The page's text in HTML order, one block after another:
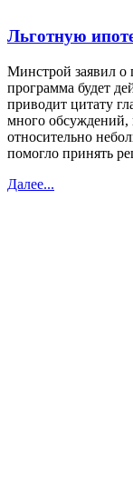
Льготную
Минстрой заявил о
программа будет
приводит цитату
много обсуждений,
относительно
помогло принять
Далее...